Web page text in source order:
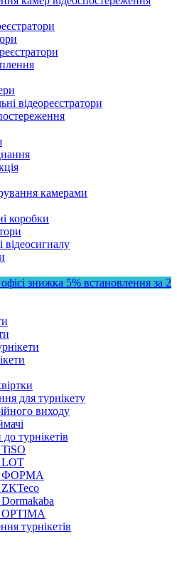
відеореєстратори
камерами
коробки
відеосигналу
знижка 5% встановлення за 2
для турнікету
виходу
турнікетів
LOT
ФОРМА
ZKTeco
OPTIMA
турнікетів